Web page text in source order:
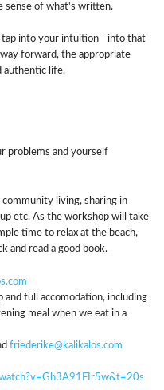
sense of what's written.
tap into your intuition - into that
forward, the appropriate
authentic life.
problems and yourself
living, sharing in
etc. As the workshop will take
time to relax at the beach,
and read a good book.
full accomodation, including
meal when we eat in a
friederike@kalikalos.com